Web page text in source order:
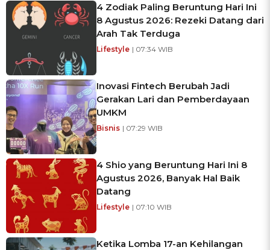
4 Zodiak Paling Beruntung Hari Ini
8 Agustus 2026: Rezeki Datang dari
Arah Tak Terduga
Lifestyle | 07:34 WIB
Inovasi Fintech Berubah Jadi
Gerakan Lari dan Pemberdayaan
UMKM
Bisnis | 07:29 WIB
4 Shio yang Beruntung Hari Ini 8
Agustus 2026, Banyak Hal Baik
Datang
Lifestyle | 07:10 WIB
Ketika Lomba 17-an Kehilangan